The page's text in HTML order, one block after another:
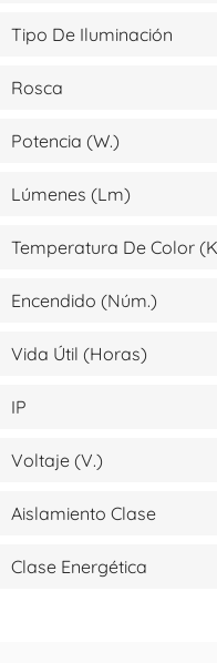
Tipo De Iluminación
Rosca
Potencia (W.)
Lúmenes (lm)
Temperatura De Color
Encendido (Núm.)
Vida Útil (Horas)
IP
Voltaje (V.)
Aislamiento Clase
Clase Energética